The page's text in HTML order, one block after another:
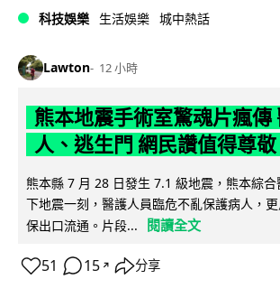
科技娛樂 生活娛樂 城中熱話
Lawton 12 小時
熊本地震手術室驚魂片瘋傳
人、逃生門 網民讚值得尊敬
熊本縣 7 月 28 日發生 7.1 級地震，熊本綜
下地震一刻，醫護人員臨危不亂保護病人，
保出口流通。片段...
閱讀全文
51 15 ↗ 分享